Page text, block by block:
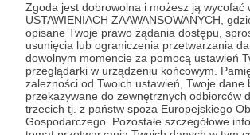
Zgoda jest dobrowolna i możesz ją wycofać
USTAWIENIACH ZAAWANSOWANYCH,
opisane Twoje prawo żądania dostępu,
usunięcia lub ograniczenia przetwarzania
dowolnym momencie za pomocą ustawień
przeglądarki w urządzeniu końcowym.
zależności od Twoich ustawień, Twoje dane
przekazywane do zewnętrznych odbiorców
trzecich tj. z państw spoza Europejskiego
Gospodarczego. Pozostałe szczegółowe
Podcastex
626 patronów 22873 zł
Niekoniecznie nostalgiczny
dziewięćdziesiątych. Prowadzą
Przybyszewski (blog "Liczne